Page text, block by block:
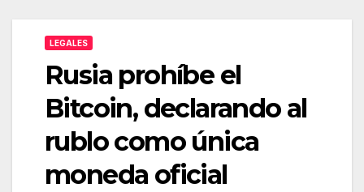
LEGALES
Rusia prohíbe el
Bitcoin, declarando al
rublo como única
moneda oficial